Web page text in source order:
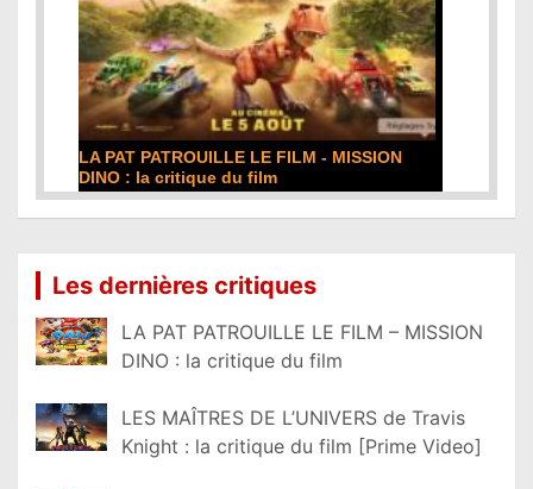
LA PAT PATROUILLE LE FILM - MISSION
DINO : la critique du film
Les dernières critiques
LA PAT PATROUILLE LE FILM – MISSION
DINO : la critique du film
LES MAÎTRES DE L’UNIVERS de Travis
Knight : la critique du film [Prime Video]